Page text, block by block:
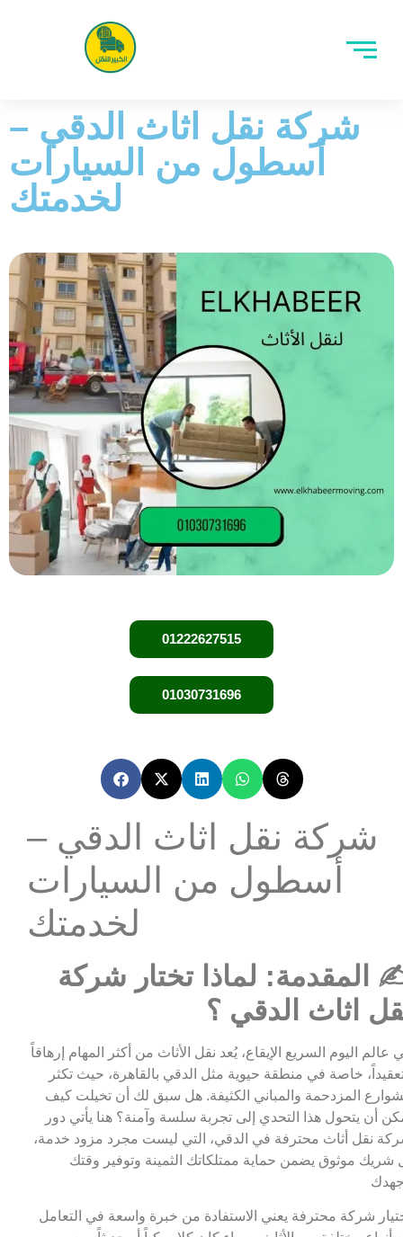
شركة نقل اثاث الدقي –
أسطول من السيارات
لخدمتك
01222627515
01030731696
شركة نقل اثاث الدقي –
أسطول من السيارات
لخدمتك
المقدمة: لماذا تختار شركة
اثاث الدقي ؟
عالم اليوم السريع الإيقاع، يُعد نقل الأثاث من أكثر المهام إرهاقاً
خاصة في منطقة حيوية مثل الدقي بالقاهرة، حيث تكثر
المزدحمة والمباني الكثيفة. هل سبق لك أن تخيلت كيف
أن يتحول هذا التحدي إلى تجربة سلسة وآمنة؟ هنا يأتي دور
نقل أثاث محترفة في الدقي، التي ليست مجرد مزود خدمة،
شريك موثوق يضمن حماية ممتلكاتك الثمينة وتوفير وقتك
شركة محترفة يعني الاستفادة من خبرة واسعة في التعامل